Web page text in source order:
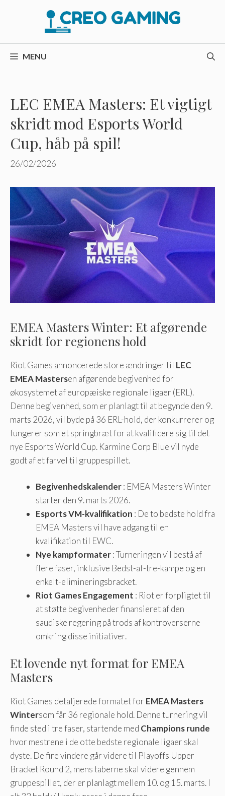
MENU
LEC EMEA Masters: Et vigtigt
skridt mod Esports World
Cup, håb på spil!
26/02/2026
EMEA Masters Winter: Et afgørende
skridt for regionens hold
Riot Games annoncerede store ændringer til LEC
EMEA Mastersen afgørende begivenhed for
økosystemet af europæiske regionale ligaer (ERL).
Denne begivenhed, som er planlagt til at begynde den 9.
marts 2026, vil byde på 36 ERL-hold, der konkurrerer og
fungerer som et springbræt for at kvalificere sig til det
nye Esports World Cup. Karmine Corp Blue vil nyde
godt af et farvel til gruppespillet.
Begivenhedskalender: EMEA Masters Winter
starter den 9. marts 2026.
Esports VM-kvalifikation : De to bedste hold fra
EMEA Masters vil have adgang til en
kvalifikation til EWC.
Nye kampformater: Turneringen vil bestå af
flere faser, inklusive Bedst-af-tre-kampe og en
enkelt-elimineringsbracket.
Riot Games Engagement : Riot er forpligtet til
at støtte begivenheder finansieret af den
saudiske regering på trods af kontroverserne
omkring disse initiativer.
Et lovende nyt format for EMEA
Masters
Riot Games detaljerede formatet for EMEA Masters
Wintersom får 36 regionale hold. Denne turnering vil
finde sted i tre faser, startende med Champions runde
hvor mestrene i de otte bedste regionale ligaer skal
dyste. De fire vindere går videre til Playoffs Upper
Bracket Round 2, mens taberne skal videre gennem
gruppespillet, der er planlagt mellem 10. og 15. marts. I